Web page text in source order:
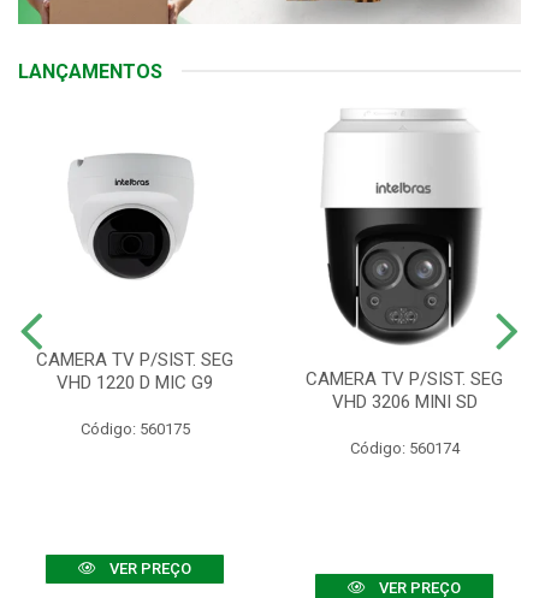
LANÇAMENTOS
CAMERA TV P/SIST. SEG
VHD 1220 D MIC G9
Código: 560175
VER PREÇO
CAMERA TV P/SIST. SEG
VHD 3206 MINI SD
Código: 560174
VER PREÇO